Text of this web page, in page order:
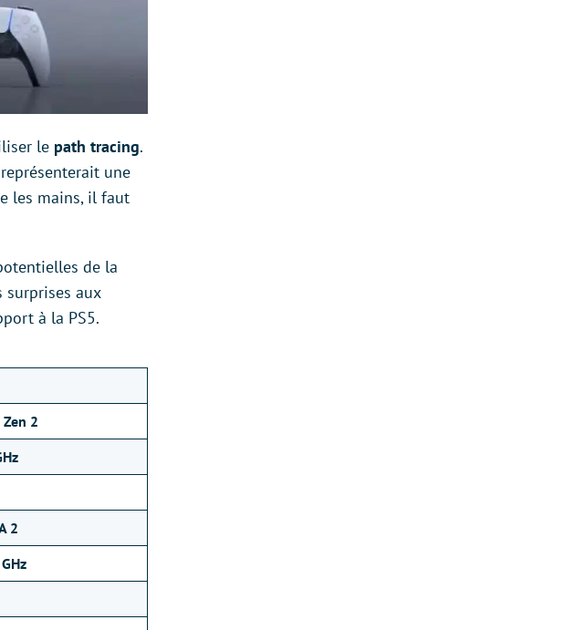
le path tracing.
une
les mains, il faut
de la
surprises aux
à la PS5.
2
2